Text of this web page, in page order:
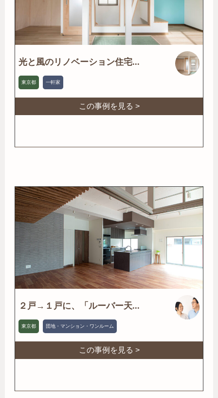
光と風のリノベーション住宅...
東京都 一軒家
この事例を見る >
２戸→１戸に、「ルーバー天...
東京都 団地・マンション・ワンルーム
この事例を見る >